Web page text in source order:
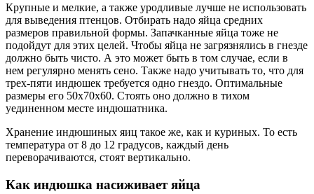
Крупные и мелкие, а также уродливые лучше не использовать
для выведения птенцов. Отбирать надо яйца средних
размеров правильной формы. Запачканные яйца тоже не
подойдут для этих целей. Чтобы яйца не загрязнялись в гнезде
должно быть чисто. А это может быть в том случае, если в
нем регулярно менять сено. Также надо учитывать то, что для
трех-пяти индюшек требуется одно гнездо. Оптимальные
размеры его 50х70х60. Стоять оно должно в тихом
уединенном месте индюшатника.
Хранение индюшиных яиц такое же, как и куриных. То есть
температура от 8 до 12 градусов, каждый день
переворачиваются, стоят вертикально.
Как индюшка насиживает яйца